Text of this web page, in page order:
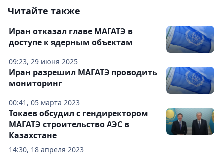
Читайте также
09:23, 29 июня 2025
Иран отказал главе МАГАТЭ в
доступе к ядерным объектам
00:41, 05 марта 2023
Иран разрешил МАГАТЭ проводить
мониторинг
14:30, 18 апреля 2023
Токаев обсудил с гендиректором
МАГАТЭ строительство АЭС в
Казахстане